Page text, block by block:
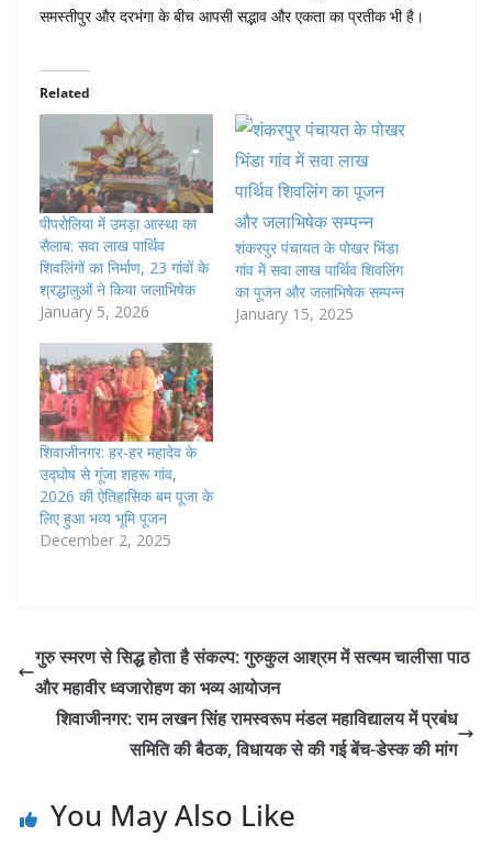
समस्तीपुर और दरभंगा के बीच आपसी सद्भाव और एकता का प्रतीक भी है।
Related
पीपरोलिया में उमड़ा आस्था का
सैलाब: सवा लाख पार्थिव
शिवलिंगों का निर्माण, 23 गांवों के
श्रद्धालुओं ने किया जलाभिषेक
January 5, 2026
शंकरपुर पंचायत के पोखर भिंडा
गांव में सवा लाख पार्थिव शिवलिंग
का पूजन और जलाभिषेक सम्पन्न
January 15, 2025
शिवाजीनगर: हर-हर महादेव के
उद्घोष से गूंजा शहरू गांव,
2026 की ऐतिहासिक बम पूजा के
लिए हुआ भव्य भूमि पूजन
December 2, 2025
गुरु स्मरण से सिद्ध होता है संकल्प: गुरुकुल आश्रम में सत्यम चालीसा पाठ
और महावीर ध्वजारोहण का भव्य आयोजन
शिवाजीनगर: राम लखन सिंह रामस्वरूप मंडल महाविद्यालय में प्रबंध
समिति की बैठक, विधायक से की गई बेंच-डेस्क की मांग
You May Also Like